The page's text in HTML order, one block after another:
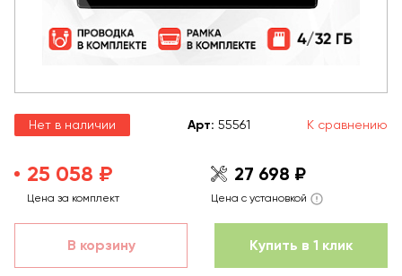
Нет в наличии Арт: 55561 К сравнению
25 058 ₽
Цена за комплект
27 698 ₽
Цена с установкой
В корзину Купить в 1 клик